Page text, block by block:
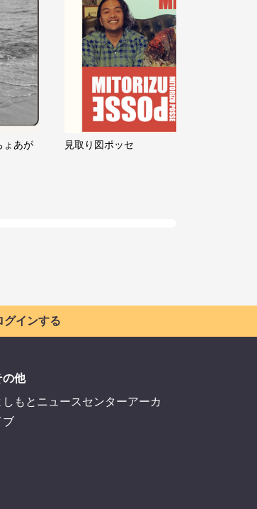
ょあが
見取り図ポッセ
グインする
の他
しもとニュースセンターアーカ
ブ